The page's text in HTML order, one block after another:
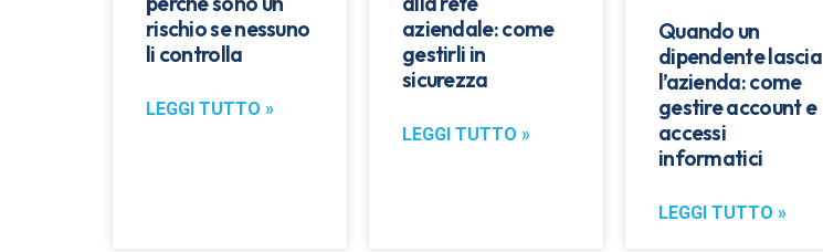
rischio se nessuno
li controlla
LEGGI TUTTO »
aziendale: come
gestirli in
sicurezza
LEGGI TUTTO »
Quando un
dipendente lascia
l’azienda: come
gestire account e
accessi
informatici
LEGGI TUTTO »